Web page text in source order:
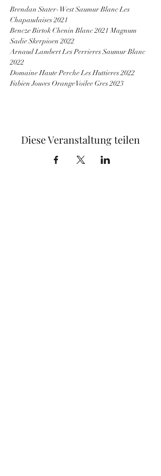
Brendan Stater- West Saumur Blanc Les
Chapaudaises 2021
Bencze Birtok Chenin Blanc 2021 Magnum
Sadie Skerpioen 2022
Arnaud Lambert Les Perrieres Saumur Blanc
2022
Domaine Haute Perche Les Huttieres 2022
Fabien Jouves Orange Voilee Gres 2023
Diese Veranstaltung teilen